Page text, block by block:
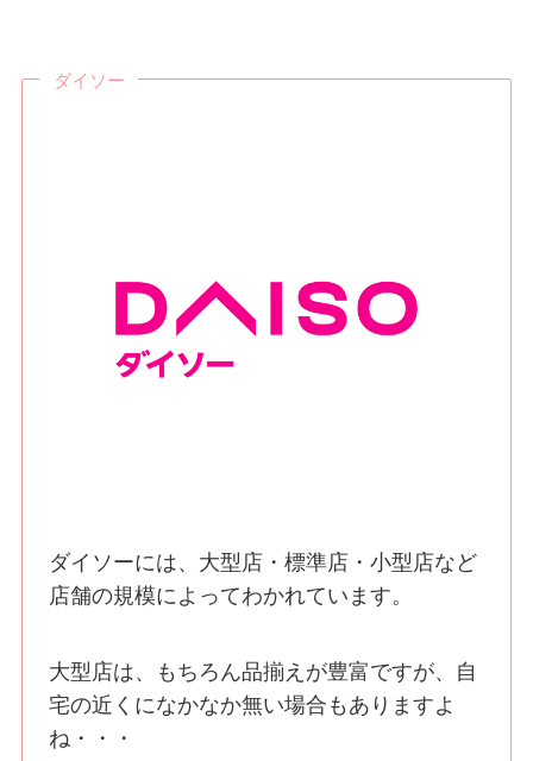
ダイソー
ダイソーには、大型店・標準店・小型店など
店舗の規模によってわかれています。
大型店は、もちろん品揃えが豊富ですが、自
宅の近くになかなか無い場合もありますよ
ね・・・